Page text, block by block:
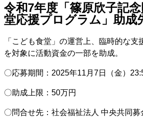
令和7年度「篠原欣子記
堂応援プログラム」助成
「こども食堂」の運営上、臨時的な支
を対象に活動資金の一部を助成。
〇応募期間：2025年11月7日（金）
〇助成上限：50万円
〇問合せ先：社会福祉法人 中央共同